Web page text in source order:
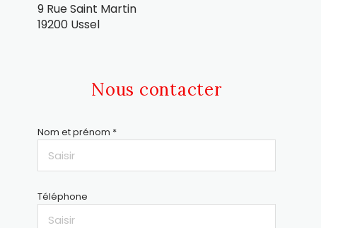
9 Rue Saint Martin
19200 Ussel
Nous contacter
Nom et prénom *
Téléphone